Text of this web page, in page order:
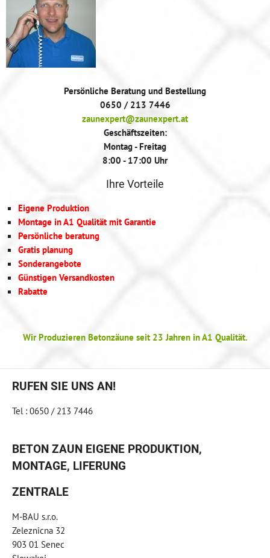
Persönliche Beratung und Bestellung
0650 / 213 7446
zaunexpert@zaunexpert.at
Geschäftszeiten:
Montag - Freitag
8:00 - 17:00 Uhr
Ihre Vorteile
Eigene Produktion
Montage in A1 Qualität mit Garantie
Persönliche beratung
Gratis planung
Sonderangebote
Günstigen Versandkosten
Rabatte
Wir Produzieren Betonzäune seit 23 Jahren in A1 Qualität.
RUFEN SIE UNS AN!
Tel : 0650 / 213 7446
BETON ZAUN EIGENE PRODUKTION,
MONTAGE, LIFERUNG
ZENTRALE
M-BAU s.r.o.
Zeleznicna 32
903 01 Senec